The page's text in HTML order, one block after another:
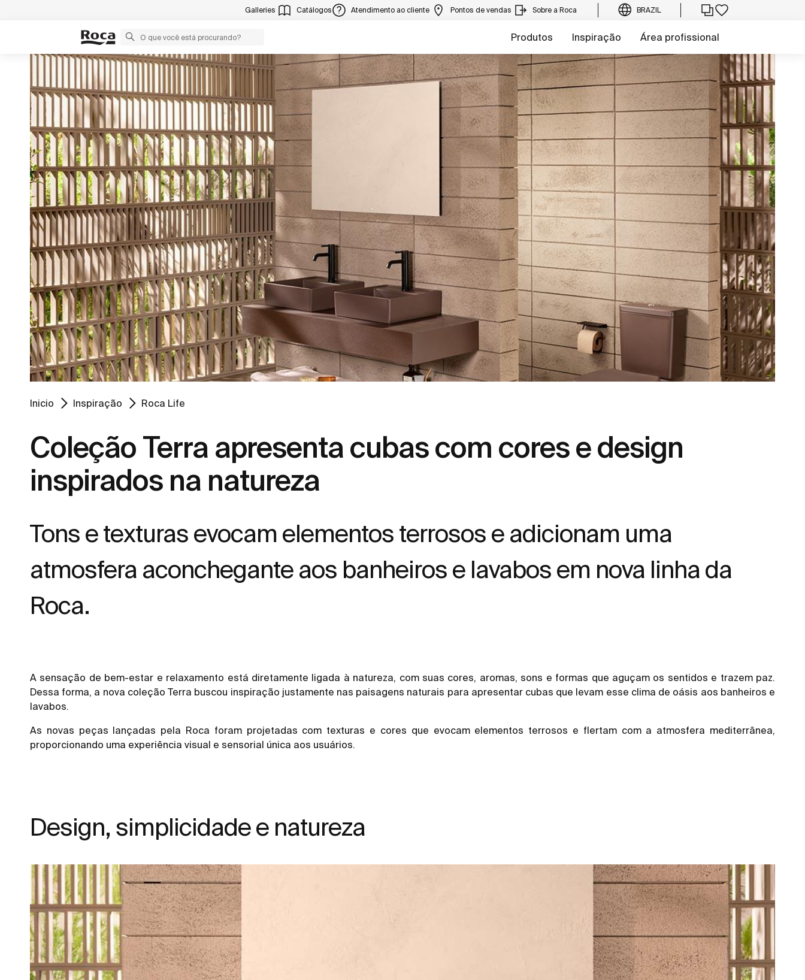
Galleries Catálogos Atendimento ao cliente Pontos de vendas Sobre a Roca BRAZIL
Produtos Inspiração Área profissional
Inicio Inspiração Roca Life
Coleção Terra apresenta cubas com cores e design
inspirados na natureza
Tons e texturas evocam elementos terrosos e adicionam uma
atmosfera aconchegante aos banheiros e lavabos em nova linha da
Roca.
A sensação de bem-estar e relaxamento está diretamente ligada à natureza, com suas cores, aromas, sons e formas que aguçam os sentidos e trazem paz.
Dessa forma, a nova coleção Terra buscou inspiração justamente nas paisagens naturais para apresentar cubas que levam esse clima de oásis aos banheiros e
lavabos.
As novas peças lançadas pela Roca foram projetadas com texturas e cores que evocam elementos terrosos e flertam com a atmosfera mediterrânea,
proporcionando uma experiência visual e sensorial única aos usuários.
Design, simplicidade e natureza